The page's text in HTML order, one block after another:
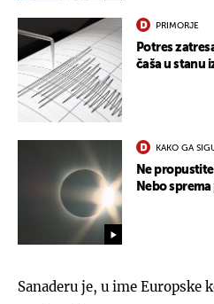
PRIMORJE
Potres
čaša u stanu
KAKO GA
Ne
Nebo
Sanaderu je, u ime Europske